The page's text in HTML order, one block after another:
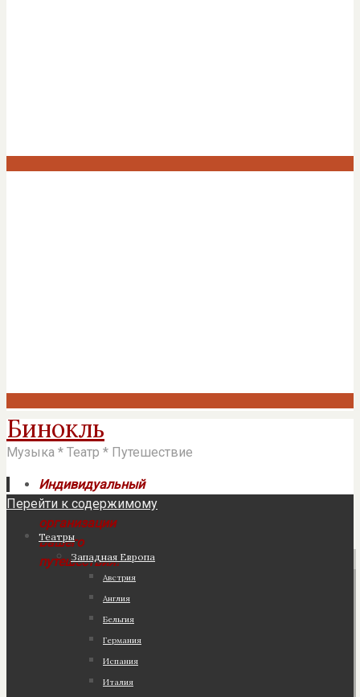
Бинокль
Музыка * Театр * Путешествие
Индивидуальный
подход к
организации
Вашего
путешествия!
Перейти к содержимому
Театры
Западная Европа
Австрия
Англия
Бельгия
Германия
Испания
Италия